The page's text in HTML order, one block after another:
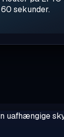
sekunder.
uafhængige